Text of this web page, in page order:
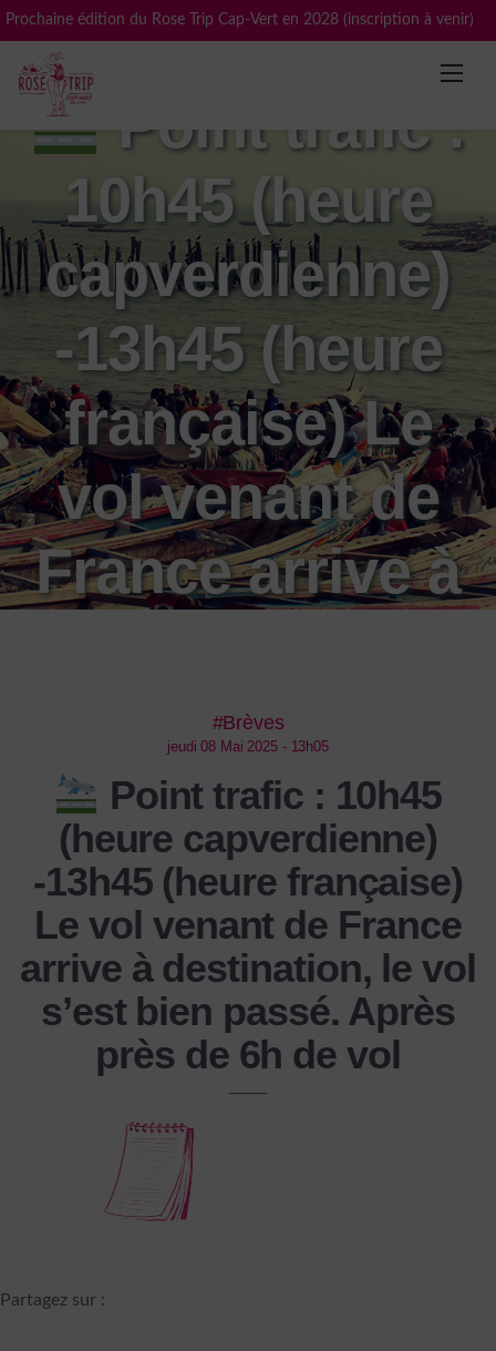
Prochaine édition du Rose Trip Cap-Vert en 2028 (inscription à venir)
Skip
content
Point trafic :
10h45 (heure
capverdienne)
-13h45 (heure
française) Le
vol venant de
France arrive à
vol s’est bien
passé. Après
près de 6h de
vol
#Brèves
jeudi 08 Mai 2025 - 13h05
Point trafic : 10h45
(heure capverdienne)
-13h45 (heure française)
Le vol venant de France
arrive à destination, le vol
s’est bien passé. Après
près de 6h de vol
Partagez sur :